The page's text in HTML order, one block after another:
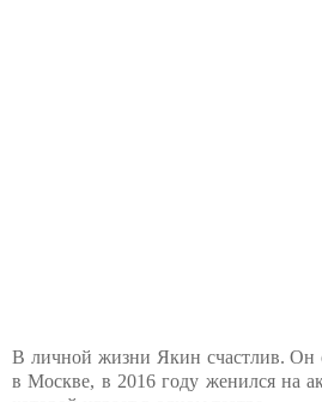
В личной жизни Якин счастлив. Он
в Москве, в 2016 году женился на